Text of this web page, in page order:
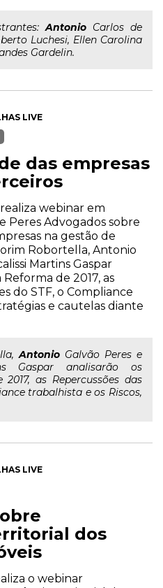
Antonio Carlos de
Luchesi, Ellen Carolina
Gardelin.
LIVE
das empresas
realiza webinar em
Peres Advogados sobre
na gestão de
Robortella, Antonio
Martins Gaspar
de 2017, as
do STF, o Compliance
e cautelas diante
Antonio Galvão Peres e
Gaspar analisarão os
as Repercussões das
trabalhista e os Riscos,
LIVE
dos
o webinar